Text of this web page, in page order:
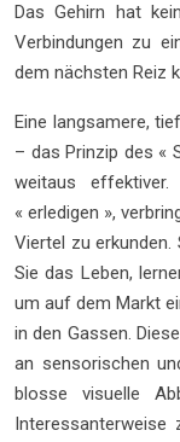
Das Gehirn hat
Verbindungen zu
dem nächsten Reiz
Eine langsamere,
– das Prinzip des «
weitaus
« erledigen »,
Viertel zu
Sie das Leben,
um auf dem Markt
in den Gassen.
an sensorischen
blosse visuelle
Interessanterweise